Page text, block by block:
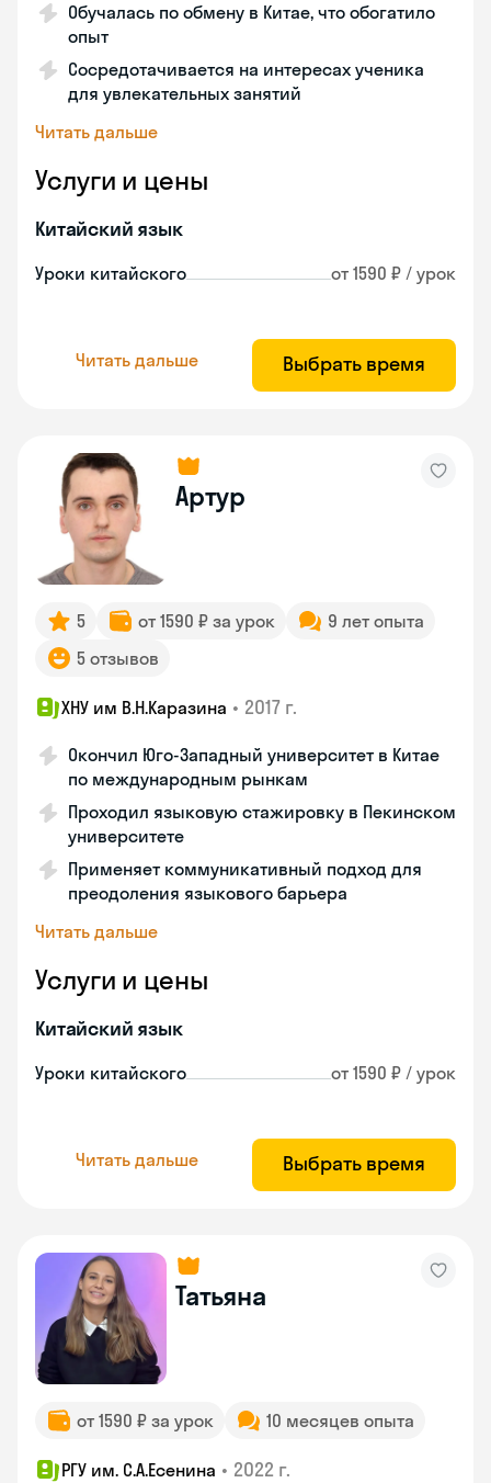
Обучалась по обмену в Китае, что обогатило
опыт
Сосредотачивается на интересах ученика
для увлекательных занятий
Читать дальше
Услуги и цены
Китайский язык
Уроки китайского от 1590 ₽ / урок
Читать дальше Выбрать время
Артур
5 от 1590 ₽ за урок
9 лет опыта
5 отзывов
ХНУ им В.Н.Каразина • 2017 г.
Окончил Юго-Западный университет в Китае
по международным рынкам
Проходил языковую стажировку в Пекинском
университете
Применяет коммуникативный подход для
преодоления языкового барьера
Читать дальше
Услуги и цены
Китайский язык
Уроки китайского от 1590 ₽ / урок
Читать дальше Выбрать время
Татьяна
от 1590 ₽ за урок 10 месяцев опыта
РГУ им. С.А.Есенина • 2022 г.